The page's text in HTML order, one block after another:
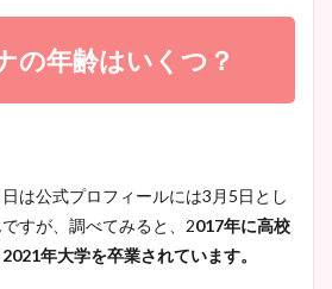
宇賀神メグアナのニット画像
池谷実悠アナのメガネ画像が
かわいい！カップや水着姿も
小室瑛莉子のカップ画像まと
め！足が美脚でニット衣装も
かわいい！
清水麻椰アナのかわいい画
像！身長やカップ、同期や
wikiプロフもチェック！
の年齢はいくつ？
は公式プロフィールには3 月 5日とし
すが、 調べてみると、2017年に高校
2021年大学を卒業されています。